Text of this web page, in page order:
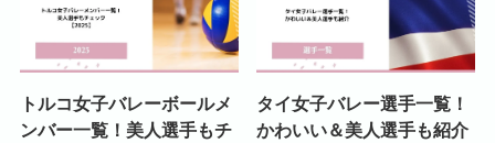
トルコ女子バレーボールメ
ンバー一覧！美人選手もチ
タイ女子バレー選手一覧！
かわいい＆美人選手も紹介